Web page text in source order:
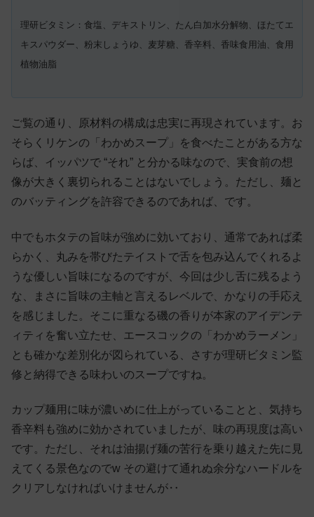
理研ビタミン：食塩、デキストリン、たん白加水分解物、ほたてエ
キスパウダー、粉末しょうゆ、麦芽糖、香辛料、香味食用油、食用
植物油脂
ご覧の通り、原材料の構成は忠実に再現されています。お
そらくリケンの「わかめスープ」を食べたことがある方な
らば、イッパツで “それ” と分かる味なので、実食前の想
像が大きく裏切られることはないでしょう。ただし、麺と
のバッティングを許容できるのであれば、です。
中でもホタテの旨味が強めに効いており、通常であれば柔
らかく、丸みを帯びたテイストで舌を包み込んでくれるよ
うな優しい旨味になるのですが、今回は少し舌に残るよう
な、まさに旨味の主軸と言えるレベルで、かなりの手応え
を感じました。そこに重なる磯の香りが本家のアイデンテ
ィティを奮い立たせ、エースコックの「わかめラーメン」
とも確かな差別化が図られている、さすが理研ビタミン監
修と納得できる味わいのスープですね。
カップ麺用に味が濃いめに仕上がっていることと、気持ち
香辛料も強めに効かされていましたが、味の再現度は高い
です。ただし、それは油揚げ麺の苦行を乗り越えた先に見
えてくる景色なのでw その避けて通れぬ余分なハードルを
クリアしなければいけませんが‥